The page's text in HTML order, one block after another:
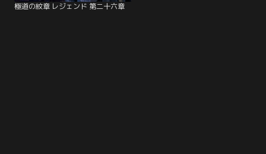
極道の紋章 レジェンド 第二十六章